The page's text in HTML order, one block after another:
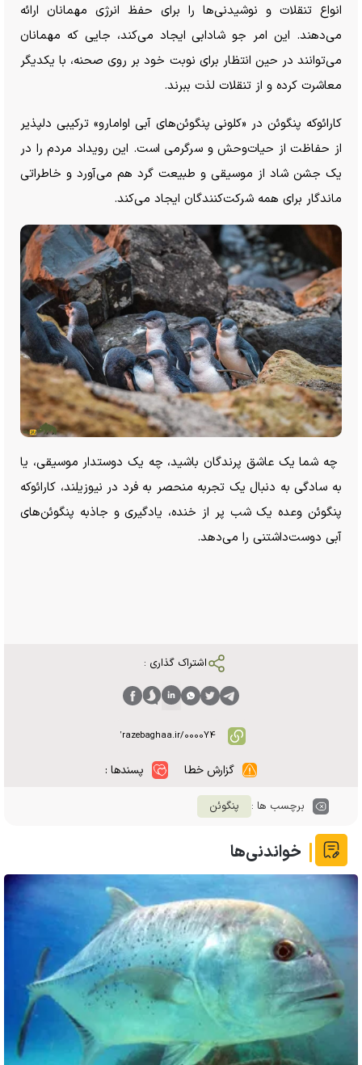
انواع تنقلات و نوشیدنی‌ها را برای حفظ انرژی مهمانان ارائه
می‌دهند. این امر جو شادابی ایجاد می‌کند، جایی که مهمانان
می‌توانند در حین انتظار برای نوبت خود بر روی صحنه، با یکدیگر
معاشرت کرده و از تنقلات لذت ببرند.
کارائوکه پنگوئن در «کلونی پنگوئن‌های آبی اوامارو» ترکیبی دلپذیر
از حفاظت از حیات‌وحش و سرگرمی است. این رویداد مردم را در
یک جشن شاد از موسیقی و طبیعت گرد هم می‌آورد و خاطراتی
ماندگار برای همه شرکت‌کنندگان ایجاد می‌کند.
چه شما یک عاشق پرندگان باشید، چه یک دوستدار موسیقی، یا
به سادگی به دنبال یک تجربه منحصر به فرد در نیوزیلند، کارائوکه
پنگوئن وعده یک شب پر از خنده، یادگیری و جاذبه پنگوئن‌های
آبی دوست‌داشتنی را می‌دهد.
اشتراک گذاری :
گزارش خطا پسندها :
برچسب ها : پنگوئن
خواندنی‌ها